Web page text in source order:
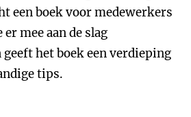
een boek voor medewerkers
mee aan de slag
geeft het boek een verdieping
tips.